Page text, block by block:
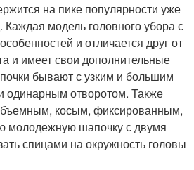
на пике популярности уже
Каждая модель головного убора с
и отличается друг от
и имеет свои дополнительные
бывают с узким и большим
одинарным отворотом. Также
косым, фиксированным,
молодежную шапочку с двумя
спицами на окружность головы